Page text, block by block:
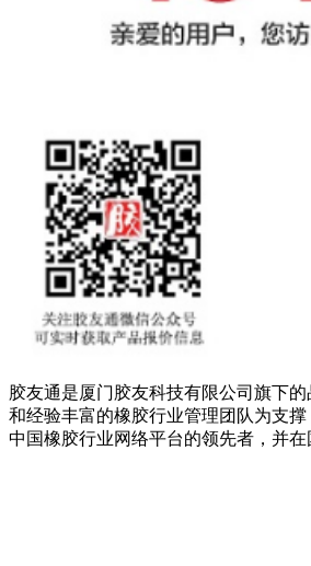
胶友通是厦门胶友科技有限公司旗下
和经验丰富的橡胶行业管理团队为支
中国橡胶行业网络平台的领先者，并